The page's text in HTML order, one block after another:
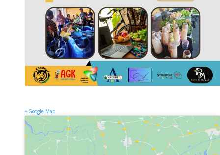
+ Google Map